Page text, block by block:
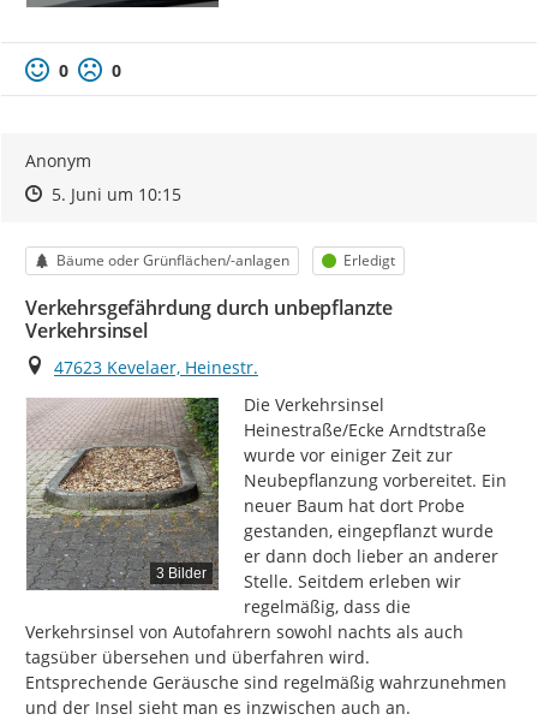
0 0
Anonym
Zeitpunkt des Erstellens
Zeitpunkt des Erstellens
5. Juni um 10:15Zur Äußerung
Kategorie
Bäume oder Grünflächen/-anlagen Status
Erledigt
Verkehrsgefährdung durch unbepflanzte
Verkehrsinsel
Ort
47623 Kevelaer, Heinestr.
3 Bilder
Die Verkehrsinsel
Heinestraße/Ecke Arndtstraße
wurde vor einiger Zeit zur
Neubepflanzung vorbereitet. Ein
neuer Baum hat dort Probe
gestanden, eingepflanzt wurde
er dann doch lieber an anderer
Stelle. Seitdem erleben wir
regelmäßig, dass die
Verkehrsinsel von Autofahrern sowohl nachts als auch
tagsüber übersehen und überfahren wird.
Entsprechende Geräusche sind regelmäßig wahrzunehmen
und der Insel sieht man es inzwischen auch an.